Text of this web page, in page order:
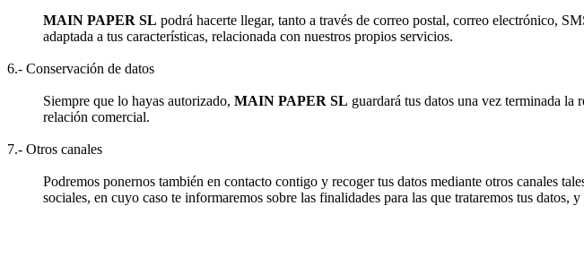
MAIN PAPER SL podrá hacerte llegar, tanto a través de correo postal, correo electrónico,
adaptada a tus características, relacionada con nuestros propios servicios.
6.- Conservación de datos
Siempre que lo hayas autorizado, MAIN PAPER SL guardará tus datos una vez terminada la
relación comercial.
7.- Otros canales
Podremos ponernos también en contacto contigo y recoger tus datos mediante otros canales
sociales, en cuyo caso te informaremos sobre las finalidades para las que trataremos tus datos,